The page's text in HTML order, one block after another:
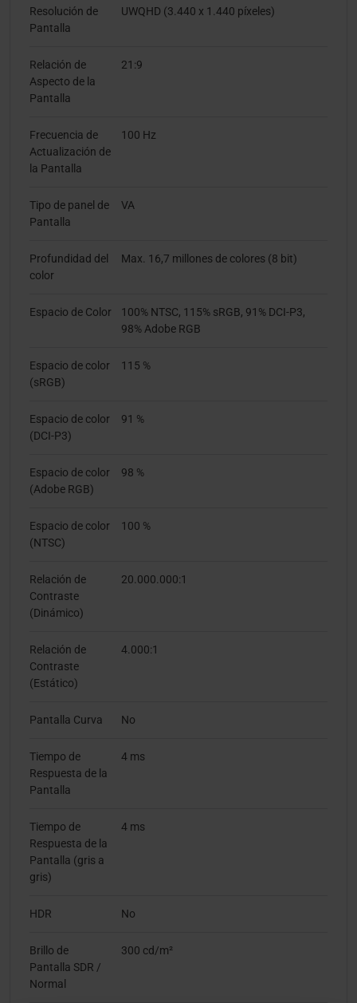
Resolución de
Pantalla
UWQHD (3.440 x 1.440 píxeles)
Relación de
Aspecto de la
Pantalla
21:9
Frecuencia de
Actualización de
la Pantalla
100 Hz
Tipo de panel de
Pantalla
VA
Profundidad del
color
Max. 16,7 millones de colores (8 bit)
Espacio de Color
100% NTSC, 115% sRGB, 91% DCI-P3,
98% Adobe RGB
Espacio de color
(sRGB)
115 %
Espacio de color
(DCI-P3)
91 %
Espacio de color
(Adobe RGB)
98 %
Espacio de color
(NTSC)
100 %
Relación de
Contraste
(Dinámico)
20.000.000:1
Relación de
Contraste
(Estático)
4.000:1
Pantalla Curva No
Tiempo de
Respuesta de la
Pantalla
4 ms
Tiempo de
Respuesta de la
Pantalla (gris a
gris)
4 ms
HDR No
Brillo de
Pantalla SDR /
Normal
300 cd/m²